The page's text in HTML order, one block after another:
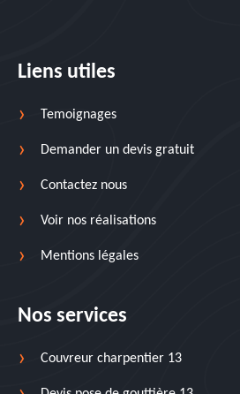
Liens utiles
Temoignages
Demander un devis gratuit
Contactez nous
Voir nos réalisations
Mentions légales
Nos services
Couvreur charpentier 13